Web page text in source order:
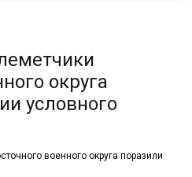
округа
условного